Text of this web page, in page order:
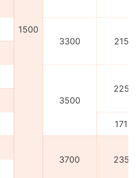
1500
3300
2150
3500
2250
1715
3700
2350